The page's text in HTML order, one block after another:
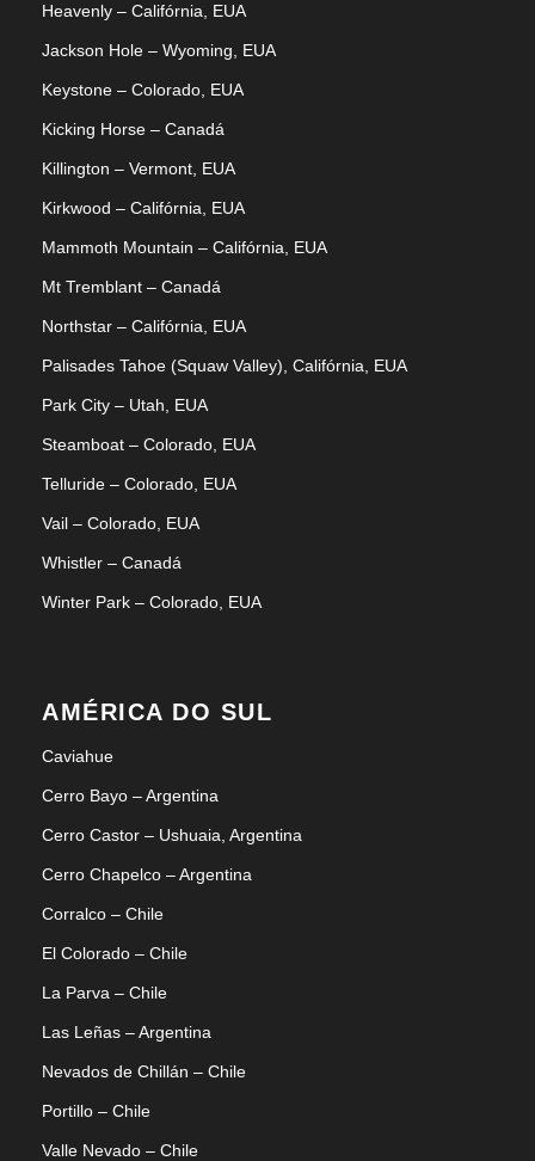
Heavenly – Califórnia, EUA
Jackson Hole – Wyoming, EUA
Keystone – Colorado, EUA
Kicking Horse – Canadá
Killington – Vermont, EUA
Kirkwood – Califórnia, EUA
Mammoth Mountain – Califórnia, EUA
Mt Tremblant – Canadá
Northstar – Califórnia, EUA
Palisades Tahoe (Squaw Valley), Califórnia, EUA
Park City – Utah, EUA
Steamboat – Colorado, EUA
Telluride – Colorado, EUA
Vail – Colorado, EUA
Whistler – Canadá
Winter Park – Colorado, EUA
AMÉRICA DO SUL
Caviahue
Cerro Bayo – Argentina
Cerro Castor – Ushuaia, Argentina
Cerro Chapelco – Argentina
Corralco – Chile
El Colorado – Chile
La Parva – Chile
Las Leñas – Argentina
Nevados de Chillán – Chile
Portillo – Chile
Valle Nevado – Chile